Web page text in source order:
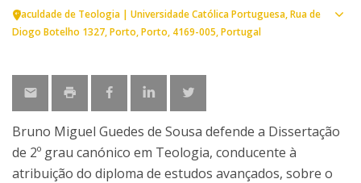
Faculdade de Teologia | Universidade Católica Portuguesa Rua de
Diogo Botelho 1327 Porto Porto 4169-005 Portugal
Bruno Miguel Guedes de Sousa defende a Dissertação
de 2º grau canónico em Teologia, conducente à
atribuição do diploma de estudos avançados, sobre o